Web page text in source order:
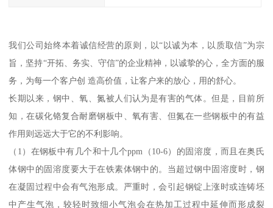
我们公司始终本着诚信经营的原则，以“以诚为本，以质取信”为宗
旨，坚持“开拓、务实、守信”的企业精神，以诚挚的心，全方面的服
务，为每一个客户创 造高价值，让客户来的放心，用的舒心。
长期以来，钢中、氧、氮被人们认为是有害的气体。但是，目前所
知，在碳化铬复合耐磨钢板中、氧有害、但氮在一些钢板中的有益
作用则远远大于它的不利影响。
（1）在钢板中有几个和十几个ppm（10-6）的固溶度，而且在奥氏
体钢中的固溶度要大于在铁素体钢中的。当超过钢中固溶度时，钢
在凝固过程中会有气泡形成。严重时，会引起钢锭上涨时或连铸坯
中产生气泡，较轻时致细小气泡会在热加工过程中延伸而形成裂